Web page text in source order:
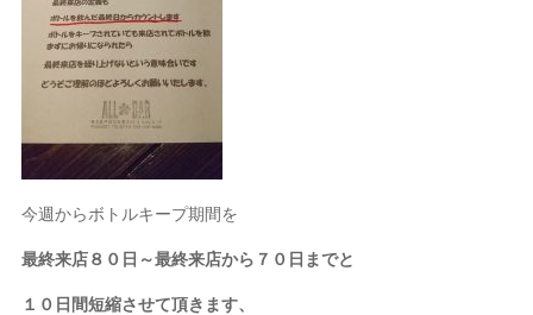
今週からボトルキープ期間を
最終来店８０日～最終来店から７０日までと
１０日間短縮させて頂きます、